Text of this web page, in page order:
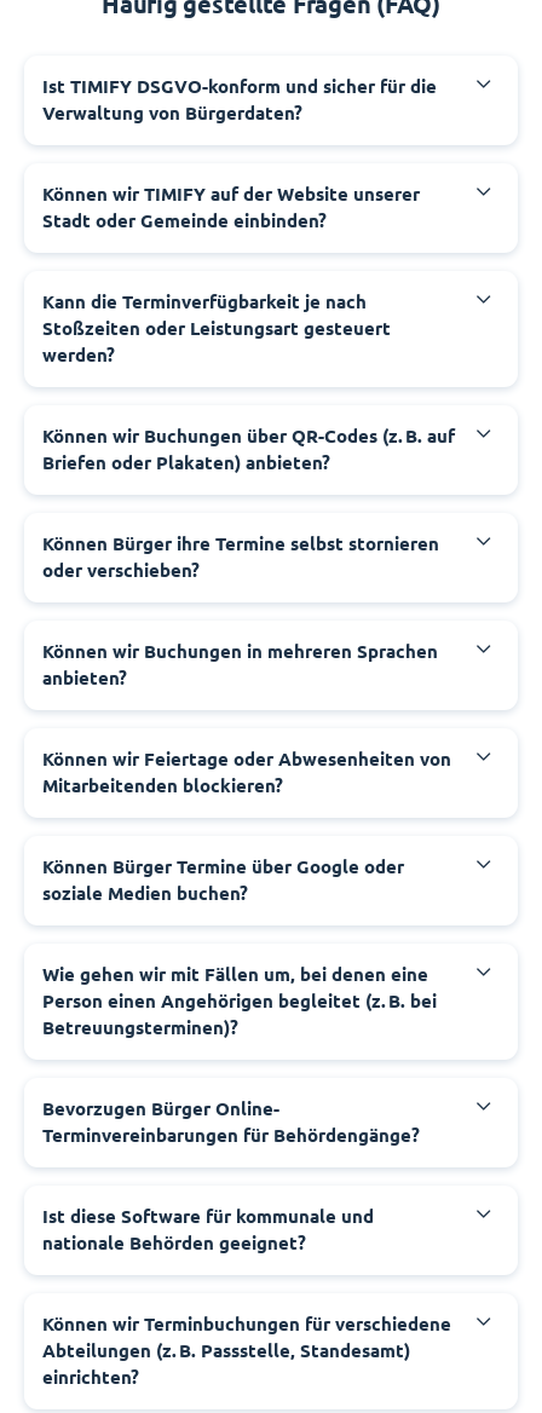
‍Ist TIMIFY DSGVO-konform und sicher für die
Verwaltung von Bürgerdaten?
‍Können wir TIMIFY auf der Website unserer
Stadt oder Gemeinde einbinden?
‍Kann die Terminverfügbarkeit je nach
Stoßzeiten oder Leistungsart gesteuert
werden?
‍Können wir Buchungen über QR-Codes (z. B. auf
Briefen oder Plakaten) anbieten?
‍Können Bürger ihre Termine selbst stornieren
oder verschieben?
‍Können wir Buchungen in mehreren Sprachen
anbieten?
‍Können wir Feiertage oder Abwesenheiten von
Mitarbeitenden blockieren?
‍Können Bürger Termine über Google oder
soziale Medien buchen?
‍Wie gehen wir mit Fällen um, bei denen eine
Person einen Angehörigen begleitet (z. B. bei
Betreuungsterminen)?
‍Bevorzugen Bürger Online-
Terminvereinbarungen für Behördengänge?
‍Ist diese Software für kommunale und
nationale Behörden geeignet?
‍Können wir Terminbuchungen für verschiedene
Abteilungen (z. B. Passstelle, Standesamt)
einrichten?